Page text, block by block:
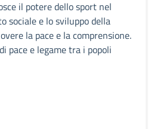
il potere dello sport nel
sociale e lo sviluppo della
la pace e la comprensione.
pace e legame tra i popoli